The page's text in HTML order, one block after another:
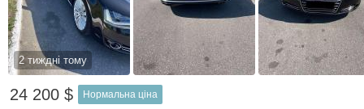
2 тиждні тому
24 200 $ Нормальна ціна